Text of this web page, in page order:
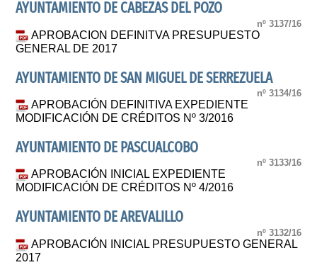
AYUNTAMIENTO DE CABEZAS DEL POZO
nº 3137/16
APROBACION DEFINITVA PRESUPUESTO
GENERAL DE 2017
AYUNTAMIENTO DE SAN MIGUEL DE SERREZUELA
nº 3134/16
APROBACIÓN DEFINITIVA EXPEDIENTE
MODIFICACIÓN DE CRÉDITOS Nº 3/2016
AYUNTAMIENTO DE PASCUALCOBO
nº 3133/16
APROBACIÓN INICIAL EXPEDIENTE
MODIFICACIÓN DE CRÉDITOS Nº 4/2016
AYUNTAMIENTO DE AREVALILLO
nº 3132/16
APROBACIÓN INICIAL PRESUPUESTO GENERAL
2017